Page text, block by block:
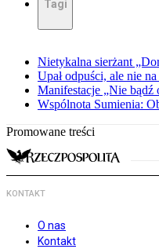
Tagi
Nietykalna sierżant
Upał odpuści, ale nie
Manifestacje „Nie bądź
Wspólnota Sumienia:
Promowane treści
KONTAKT
O nas
Kontakt